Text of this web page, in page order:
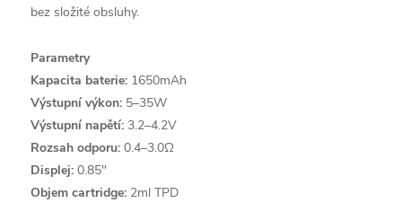
bez složité obsluhy.
Parametry
Kapacita baterie: 1650mAh
Výstupní výkon: 5–35W
Výstupní napětí: 3.2–4.2V
Rozsah odporu: 0.4–3.0Ω
Displej: 0.85"
Objem cartridge: 2ml TPD